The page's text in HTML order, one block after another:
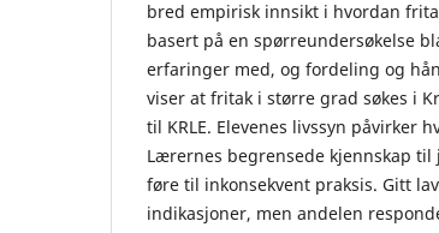
bred empirisk innsikt i hvordan
basert på en spørreundersøkelse
erfaringer med, og fordeling og
viser at fritak i større grad søkes i
til KRLE. Elevenes livssyn påvirker
Lærernes begrensede kjennskap
føre til inkonsekvent praksis. Gitt
indikasjoner, men andelen